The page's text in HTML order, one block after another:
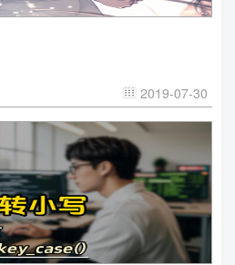
 2019-07-30